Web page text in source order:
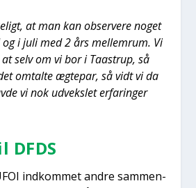
at man kan obser­ve­re noget
i juli med 2 års mel­lem­rum. Vi
selv om vi bor i Taa­strup, så
omtal­te ægte­par, så vidt vi da
vi nok udveks­let erfa­rin­ger
ind­kom­met andre sam­men­